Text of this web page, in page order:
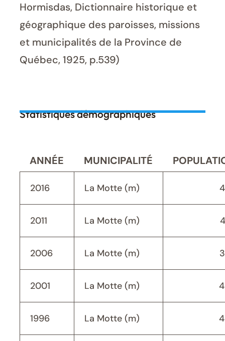
Hormisdas, Dictionnaire historique et
géographique des paroisses, missions
et municipalités de la Province de
Québec, 1925, p.539)
Statistiques démographiques
ANNÉE MUNICIPALITÉ
2016 La Motte (m)
2011 La Motte (m)
2006 La Motte (m)
2001 La Motte (m)
1996 La Motte (m)